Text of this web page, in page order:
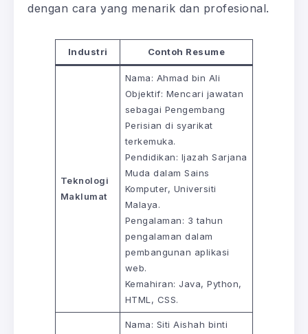
dengan cara yang menarik dan profesional.
Industri Contoh Resume
Teknologi
Maklumat
Nama: Ahmad bin Ali
Objektif: Mencari jawatan
sebagai Pengembang
Perisian di syarikat
terkemuka.
Pendidikan: Ijazah Sarjana
Muda dalam Sains
Komputer, Universiti
Malaya.
Pengalaman: 3 tahun
pengalaman dalam
pembangunan aplikasi
web.
Kemahiran: Java, Python,
HTML, CSS.
Nama: Siti Aishah binti